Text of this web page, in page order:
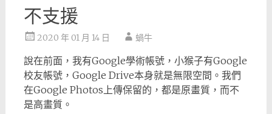
不支援
2020 年 01 月 14 日 蝸牛
說在前面，我有Google學術帳號，小猴子有Google
校友帳號，Google Drive本身就是無限空間。我們
在Google Photos上傳保留的，都是原畫質，而不
是高畫質。